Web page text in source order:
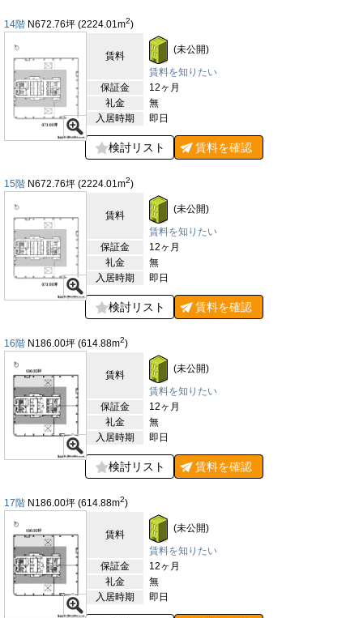
応可能です。加えて、光ファイバー回線の導入により高速通信環
境が整っており、ハイレベルなITインフラを求める企業にも最適
です。セキュリティ面では機械警備を導入し、24時間体制で安
心して利用できる環境を提供。使用時間の制限もないため、フレ
キシブルな働き方や多様な業態に対応できます。「BASE GATE
横浜関内タワー」は、最新のオフィス仕様と安心の設備を兼ね備
えたランドマーク的存在として、多様なビジネスの拠点にふさわ
【周辺ガイド】
誕生する大規模複合タワーで、周辺は横浜らしい都市機能と歴史
的な趣をあわせ持つ環境に恵まれています。周辺一帯には、横浜
市役所や神奈川県庁などの行政機関が集積しており、ビジネスの
拠点として高い信頼性と利便性を備えています。また、銀行や郵
便局といった金融機関も徒歩圏内に多数揃っており、日常の事務
手続きや企業活動をスムーズに行える点も魅力です。さらに、建
物の周辺には横浜スタジアムや横浜公園、日本大通りといった地
域を象徴するスポットが広がり、緑豊かな環境と開放的な景観を
享受することができます。昼休みや仕事終わりのリフレッシュに
も最適で、都市で働きながら自然や文化を感じられる稀有な立地
待、仕事帰りの会食まで幅広いシーンに対応できる選択肢が揃っ
ています。また、横浜中華街やみなとみらい地区も徒歩圏内に位
置しており、国内外から訪れるゲストを迎える際にも大変利便性
が高い環境です。観光資源が豊富なことは、企業活動においても
ブランド力や来客対応の面で大きな強みとなるでしょう。歴史と
革新が交差する関内エリアに位置することで、ビジネスとライフ
スタイルの双方に優れた環境を提供する立地となっています。
【評価】
駅からの距離
設備
耐震性
エントランス
14階 N672.76坪 (2224.01m2)
賃料
(未公開)
賃料を知りたい
保証金
12ヶ月
礼金
無
入居時期
即日
検討リスト 賃料を確認
15階 N672.76坪 (2224.01m2)
賃料
(未公開)
賃料を知りたい
保証金
12ヶ月
礼金
無
入居時期
即日
検討リスト 賃料を確認
16階 N186.00坪 (614.88m2)
賃料
(未公開)
賃料を知りたい
保証金
12ヶ月
礼金
無
入居時期
即日
検討リスト 賃料を確認
17階 N186.00坪 (614.88m2)
賃料
(未公開)
賃料を知りたい
保証金
12ヶ月
礼金
無
入居時期
即日